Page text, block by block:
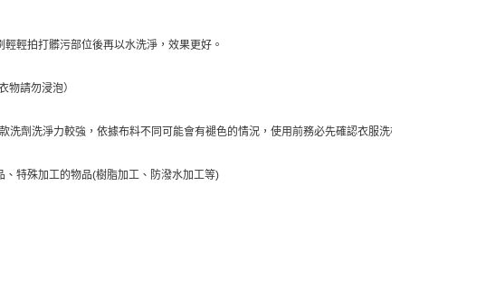
輕拍打髒污部位後再以水洗淨，效果更好。
物請勿浸泡）
劑洗淨力較強，依據布料不同可能會有褪色的情況，使用前務必先確認衣服洗標。
特殊加工的物品(樹脂加工、防潑水加工等)